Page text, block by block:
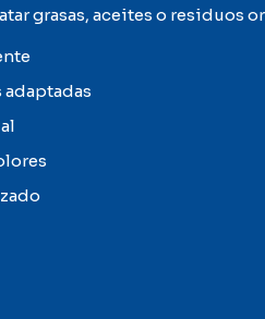
grasas, aceites o residuos